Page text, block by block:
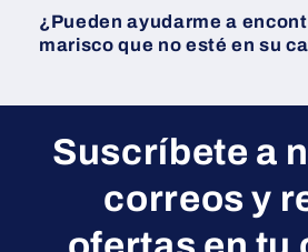
¿Pueden ayudarme a
marisco que no esté en su
Suscríbete a
correos y